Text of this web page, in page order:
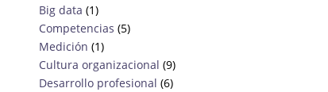
Big data (1)
Competencias (5)
Medición (1)
Cultura organizacional (9)
Desarrollo profesional (6)